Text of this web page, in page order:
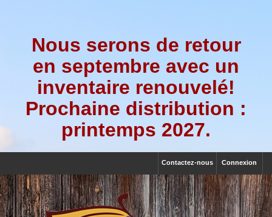
Nous serons de retour
en septembre avec un
inventaire renouvelé!
Prochaine distribution :
printemps 2027.
Connexion
Contactez-nous